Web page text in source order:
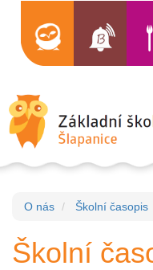
O nás Školní časopis
Školní